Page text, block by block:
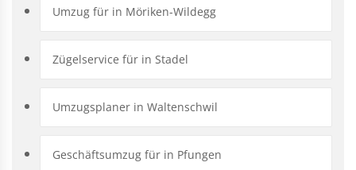
Umzug für in Möriken-Wildegg
Zügelservice für in Stadel
Umzugsplaner in Waltenschwil
Geschäftsumzug für in Pfungen